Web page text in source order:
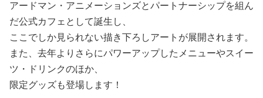
アードマン・アニメーションズとパートナーシップを組ん
だ公式カフェとして誕生し、
ここでしか見られない描き下ろしアートが展開されます。
また、去年よりさらにパワーアップしたメニューやスイー
ツ・ドリンクのほか、
限定グッズも登場します！